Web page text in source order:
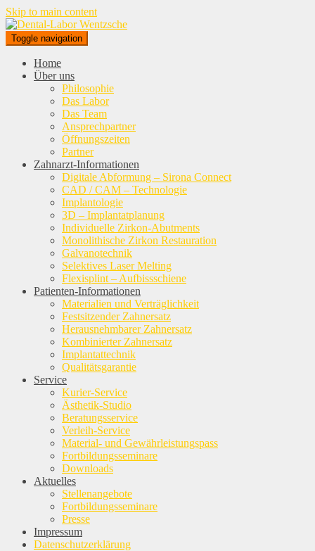
Skip to main content
Toggle navigation
Home
Über uns
Philosophie
Das Labor
Das Team
Ansprechpartner
Öffnungszeiten
Partner
Zahnarzt-Informationen
Digitale Abformung – Sirona Connect
CAD / CAM – Technologie
Implantologie
3D – Implantatplanung
Individuelle Zirkon-Abutments
Monolithische Zirkon Restauration
Galvanotechnik
Selektives Laser Melting
Flexisplint – Aufbissschiene
Patienten-Informationen
Materialien und Verträglichkeit
Festsitzender Zahnersatz
Herausnehmbarer Zahnersatz
Kombinierter Zahnersatz
Implantattechnik
Qualitätsgarantie
Service
Kurier-Service
Ästhetik-Studio
Beratungsservice
Verleih-Service
Material- und Gewährleistungspass
Fortbildungsseminare
Downloads
Aktuelles
Stellenangebote
Fortbildungsseminare
Presse
Impressum
Datenschutzerklärung